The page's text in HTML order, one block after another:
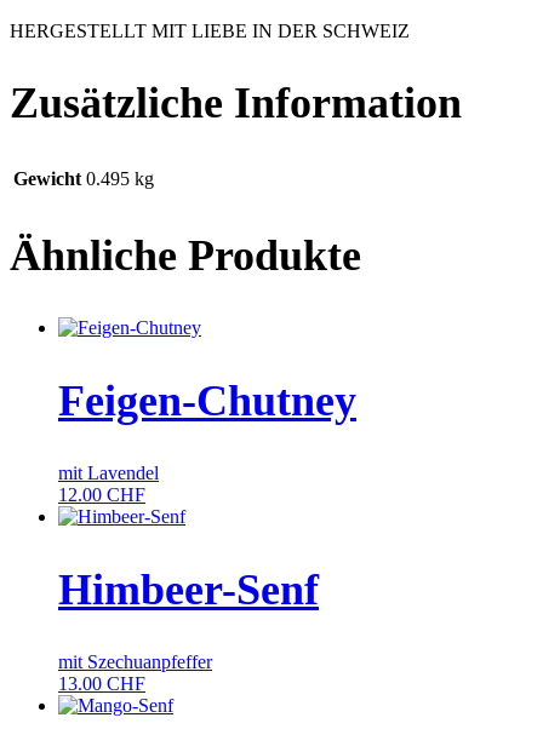
HERGESTELLT MIT LIEBE IN DER SCHWEIZ
Zusätzliche Information
Gewicht 0.495 kg
Ähnliche Produkte
Feigen-Chutney
mit Lavendel
12.00 CHF
Himbeer-Senf
mit Szechuanpfeffer
13.00 CHF